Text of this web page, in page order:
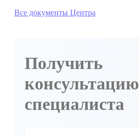
Все документы Центра
Получить
консультацию
специалиста